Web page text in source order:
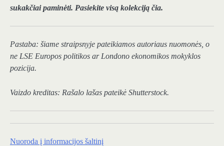
sukakčiai paminėti. Pasiekite visą kolekciją čia.
Pastaba: šiame straipsnyje pateikiamos autoriaus nuomonės, o
ne LSE Europos politikos ar Londono ekonomikos mokyklos
pozicija.
Vaizdo kreditas: Rašalo lašas pateikė Shutterstock.
Nuoroda į informacijos šaltinį